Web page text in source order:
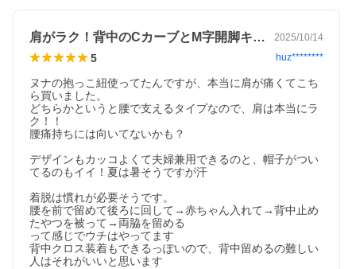
肩がラク！背中のCカーブとM字開脚キレイ 2025/10/14
5 huz********
ヌナの抱っこ紐使ってたんですが、本当に肩が痛くてこち
ら買いました。
どちらかというと腰で支えるタイプなので、肩は本当にラ
ク！！
腰痛持ちには向いてないかも？
デザインもカッコよくて夫婦兼用できるのと、帽子がつい
てるのもイイ！夏は暑そうですが汗
着脱は慣れが必要そうです。
腰を前で留めて後ろに回して→赤ちゃん入れて→背中止め
たやつを被って→両脇を留める
って感じでウチはやってます
背中クロス装着もできるっぽいので、背中留めるの難しい
人はそれがいいと思います